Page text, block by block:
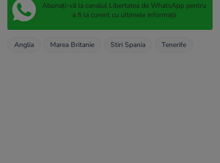
Abonați-vă la canalul Libertatea de WhatsApp pentru
a fi la curent cu ultimele informații
Anglia Marea Britanie Stiri Spania Tenerife